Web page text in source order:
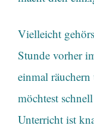
Vielleicht
Stunde vorher
einmal
möchtest
Unterricht ist